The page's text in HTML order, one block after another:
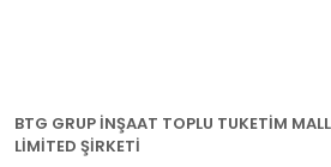
BTG GRUP İNŞAAT TOPLU TUKETİM
LİMİTED ŞİRKETİ